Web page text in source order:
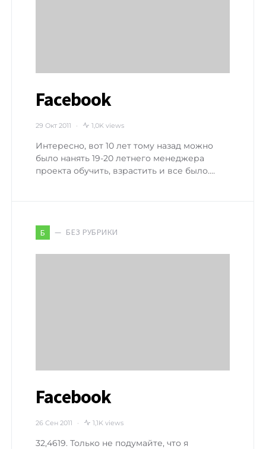
Facebook
29 Окт 2011 1,0K views
Интересно, вот 10 лет тому назад можно
было нанять 19-20 летнего менеджера
проекта обучить, взрастить и все было.…
Б БЕЗ РУБРИКИ
Facebook
26 Сен 2011 1,1K views
32,4619. Только не подумайте, что я